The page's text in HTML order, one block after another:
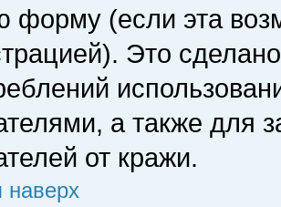
форму (если эта
Это
а также для
от кражи.
наверх